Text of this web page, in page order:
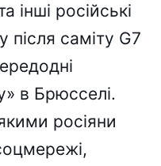
інші російські
після саміту G7
в Брюсселі.
росіяни